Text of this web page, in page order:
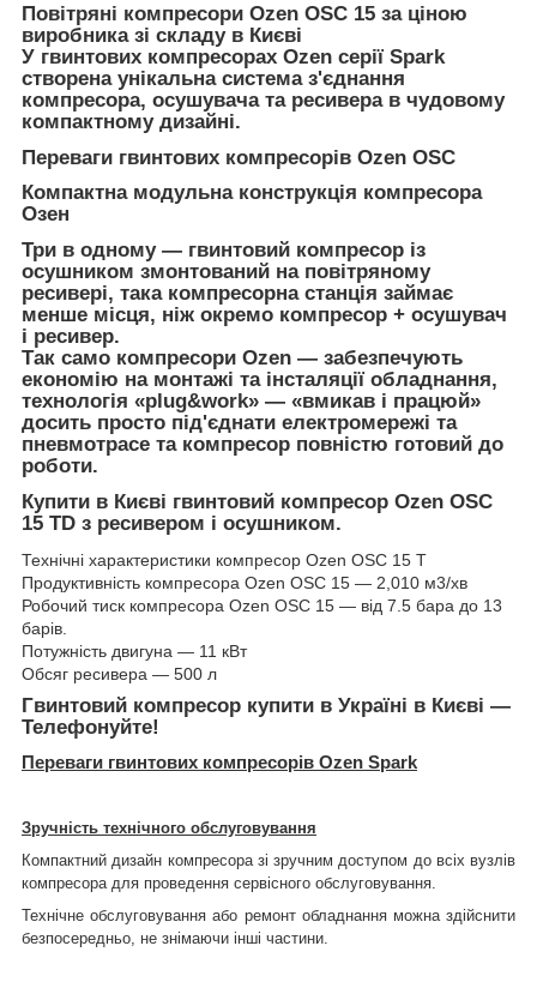
Повітряні компресори Ozen OSC 15 за ціною
виробника зі складу в Києві
У гвинтових компресорах Ozen серії Spark
створена унікальна система з'єднання
компресора, осушувача та ресивера в чудовому
компактному дизайні.
Переваги гвинтових компресорів Ozen OSC
Компактна модульна конструкція компресора
Озен
Три в одному — гвинтовий компресор із
осушником змонтований на повітряному
ресивері, така компресорна станція займає
менше місця, ніж окремо компресор + осушувач
і ресивер.
Так само компресори Ozen — забезпечують
економію на монтажі та інсталяції обладнання,
технологія «plug&work» — «вмикав і працюй»
досить просто під'єднати електромережі та
пневмотрасе та компресор повністю готовий до
роботи.
Купити в Києві гвинтовий компресор Ozen OSC
15 TD з ресивером і осушником.
Технічні характеристики компресор Ozen OSC 15 T
Продуктивність компресора Ozen OSC 15 — 2,010 м3/хв
Робочий тиск компресора Ozen OSC 15 — від 7.5 бара до 13
барів.
Потужність двигуна — 11 кВт
Обсяг ресивера — 500 л
Гвинтовий компресор купити в Україні в Києві —
Телефонуйте!
Переваги гвинтових компресорів Ozen Spark
Зручність технічного обслуговування
Компактний дизайн компресора зі зручним доступом до всіх вузлів
компресора для проведення сервісного обслуговування.
Технічне обслуговування або ремонт обладнання можна здійснити
безпосередньо, не знімаючи інші частини.